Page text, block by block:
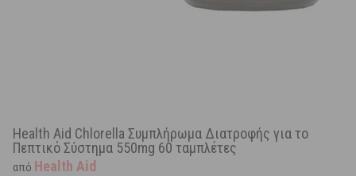
Health Aid Chlorella Συμπλήρωμα Διατροφής για το
Πεπτικό Σύστημα 550mg 60 ταμπλέτες
από Health Aid